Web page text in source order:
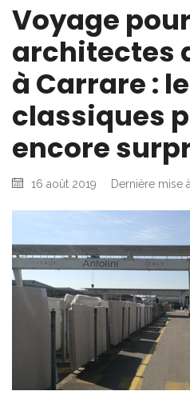
Voyage pour
architectes
à Carrare :
classiques
encore
16 août 2019 Dernière mise